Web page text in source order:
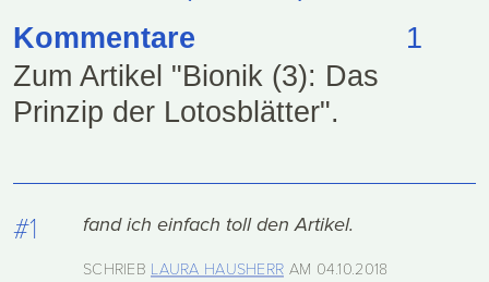
Kommentare
1
Zum Artikel "Bionik (3): Das
Prinzip der Lotosblätter".
#1 fand ich einfach toll den Artikel.
SCHRIEB LAURA HAUSHERR AM 04.10.2018